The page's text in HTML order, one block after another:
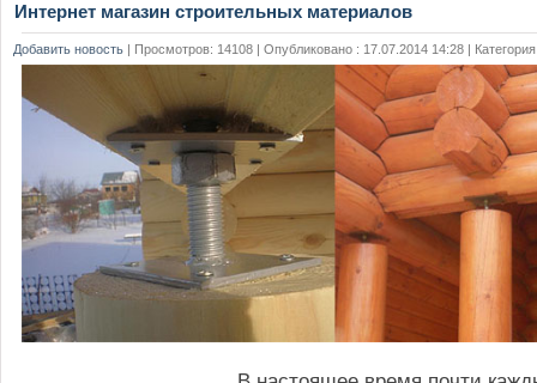
Интернет магазин строительных материалов
Добавить новость | Просмотров: 14108 | Опубликовано : 17.07.2014 14:28 |